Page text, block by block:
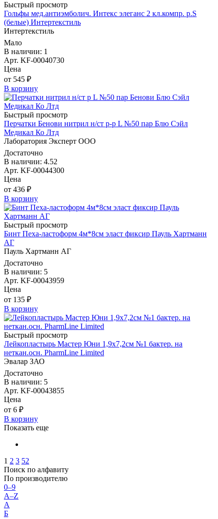
Быстрый просмотр
Гольфы мед.антиэмболич. Интекс элеганс 2 кл.компр. р.S
(белые) Интертекстиль
Интертекстиль
Мало
В наличии: 1
Арт. KF-00040730
Цена
от 545 ₽
В корзину
Быстрый просмотр
Перчатки Бенови нитрил н/ст р-р L №50 пар Блю Сэйл
Медикал Ко Лтд
Лаборатория Эксперт ООО
Достаточно
В наличии: 4.52
Арт. KF-00044300
Цена
от 436 ₽
В корзину
Быстрый просмотр
Бинт Пеха-ластоформ 4м*8см эласт фиксир Пауль Хартманн
AГ
Пауль Хартманн AГ
Достаточно
В наличии: 5
Арт. KF-00043959
Цена
от 135 ₽
В корзину
Быстрый просмотр
Лейкопластырь Мастер Юни 1,9х7,2см №1 бактер. на
неткан.осн. PharmLine Limited
Эвалар ЗАО
Достаточно
В наличии: 5
Арт. KF-00043855
Цена
от 6 ₽
В корзину
Показать еще
1 2 3 52
Поиск по алфавиту
По производителю
0–9
A–Z
А
Б